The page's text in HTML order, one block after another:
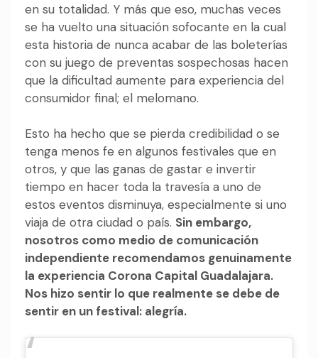
en su totalidad. Y más que eso, muchas veces
se ha vuelto una situación sofocante en la cual
esta historia de nunca acabar de las boleterías
con su juego de preventas sospechosas hacen
que la dificultad aumente para experiencia del
consumidor final; el melomano.
Esto ha hecho que se pierda credibilidad o se
tenga menos fe en algunos festivales que en
otros, y que las ganas de gastar e invertir
tiempo en hacer toda la travesía a uno de
estos eventos disminuya, especialmente si uno
viaja de otra ciudad o país. Sin embargo,
nosotros como medio de comunicación
independiente recomendamos genuinamente
la experiencia Corona Capital Guadalajara.
Nos hizo sentir lo que realmente se debe de
sentir en un festival: alegría.